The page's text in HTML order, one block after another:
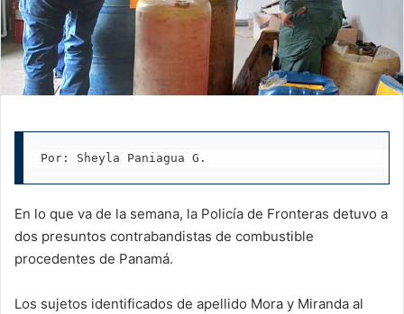
Por: Sheyla Paniagua G.
En lo que va de la semana, la Policía de Fronteras detuvo a
dos presuntos contrabandistas de combustible
procedentes de Panamá.
Los sujetos identificados de apellido Mora y Miranda al